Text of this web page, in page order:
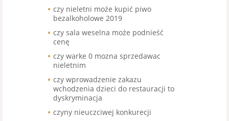
czy nieletni może kupić piwo
bezalkoholowe 2019
czy sala weselna może podnieść
cenę
czy warke 0 mozna sprzedawac
nieletnim
czy wprowadzenie zakazu
wchodzenia dzieci do restauracji to
dyskryminacja
czyny nieuczciwej konkurecji